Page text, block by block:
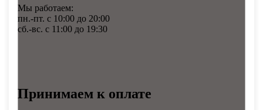
Мы работаем:
пн.-пт. с 10:00 до 20:00
сб.-вс. с 11:00 до 19:30
Принимаем к оплате